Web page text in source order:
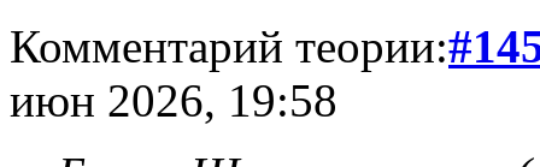
Комментарий теории:
июн 2026, 19:58